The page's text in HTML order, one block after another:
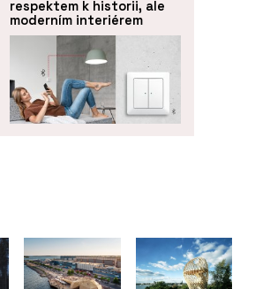
respektem k historii, ale
moderním interiérem